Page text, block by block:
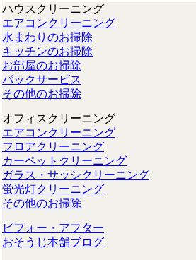
ハウスクリーニング
エアコンクリーニング
水まわりのお掃除
キッチンのお掃除
お部屋のお掃除
パックサービス
その他のお掃除
オフィスクリーニング
エアコンクリーニング
フロアクリーニング
カーペットクリーニング
ガラス・サッシクリーニング
蛍光灯クリーニング
その他のお掃除
ビフォー・アフター
おそうじ本舗ブログ